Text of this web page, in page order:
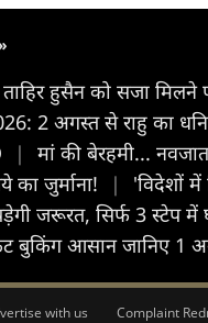
हुसैन को सजा मिलने
2 अगस्त से राहु का
| मां की बेरहमी...
का जुर्माना!
| 'विदेशों में
जरूरत, सिर्फ 3 स्टेप
बुकिंग आसान जानिए 1
with us Complaint